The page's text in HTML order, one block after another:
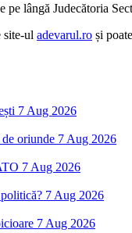
pe lângă Judecătoria
site-ul adevarul.ro și
7 Aug 2026
oriunde 7 Aug 2026
7 Aug 2026
7 Aug 2026
7 Aug 2026